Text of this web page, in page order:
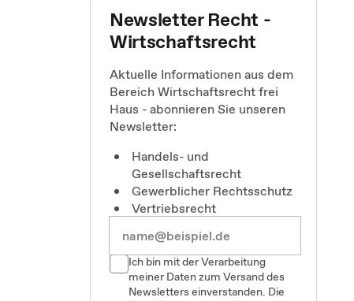
Newsletter Recht -
Wirtschaftsrecht
Aktuelle Informationen aus dem
Bereich Wirtschaftsrecht frei
Haus - abonnieren Sie unseren
Newsletter:
Handels- und
Gesellschaftsrecht
Gewerblicher Rechtsschutz
Vertriebsrecht
Ich bin mit der Verarbeitung
meiner Daten zum Versand des
Newsletters einverstanden. Die